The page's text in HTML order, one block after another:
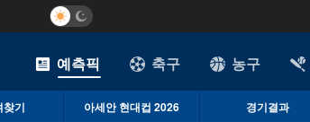
예측픽 축구 농구
찾기 아세안 현대컵 2026 경기결과